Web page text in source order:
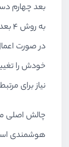
بعد چهارم
در صورت
خودش را
نیاز برای
چالش اصلی
هوشمندی